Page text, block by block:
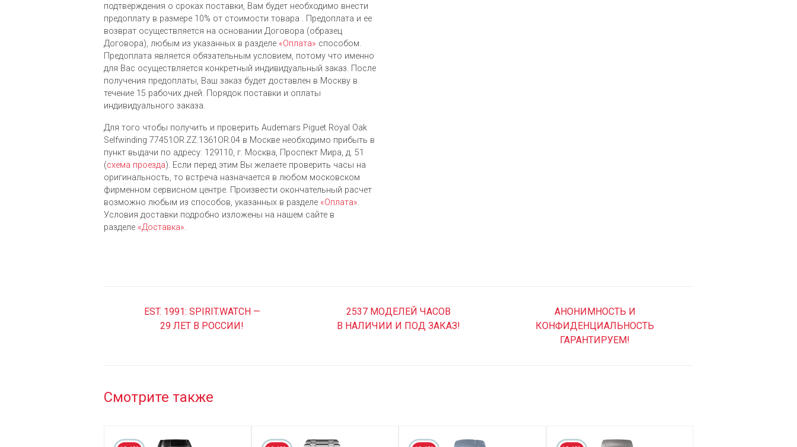
подтверждения о сроках поставки, Вам будет необходимо внести
предоплату в размере 10% от стоимости товара . Предоплата и ее
возврат осуществляется на основании Договора (образец
Договора), любым из указанных в разделе «Оплата» способом.
Предоплата является обязательным условием, потому что именно
для Вас осуществляется конкретный индивидуальный заказ. После
получения предоплаты, Ваш заказ будет доставлен в Москву в
течение 15 рабочих дней. Порядок поставки и оплаты
индивидуального заказа.
Для того чтобы получить и проверить Audemars Piguet Royal Oak
Selfwinding 77451OR.ZZ.1361OR.04 в Москве необходимо прибыть в
пункт выдачи по адресу: 129110, г. Москва, Проспект Мира, д. 51
(схема проезда). Если перед этим Вы желаете проверить часы на
оригинальность, то встреча назначается в любом московском
фирменном сервисном центре. Произвести окончательный расчет
возможно любым из cпособов, указанных в разделе «Оплата».
Условия доставки подробно изложены на нашем сайте в
разделе «Доставка».
EST. 1991: SPIRIT.WATCH —
29 ЛЕТ В РОССИИ!
2537 МОДЕЛЕЙ ЧАСОВ
В НАЛИЧИИ И ПОД ЗАКАЗ!
АНОНИМНОСТЬ И
КОНФИДЕНЦИАЛЬНОСТЬ
ГАРАНТИРУЕМ!
Смотрите также